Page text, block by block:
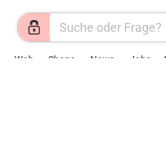
Web Shops News Jobs